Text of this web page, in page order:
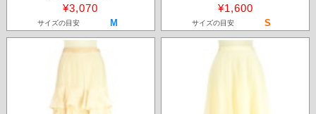
¥3,070
サイズの目安 M
¥1,600
サイズの目安 S